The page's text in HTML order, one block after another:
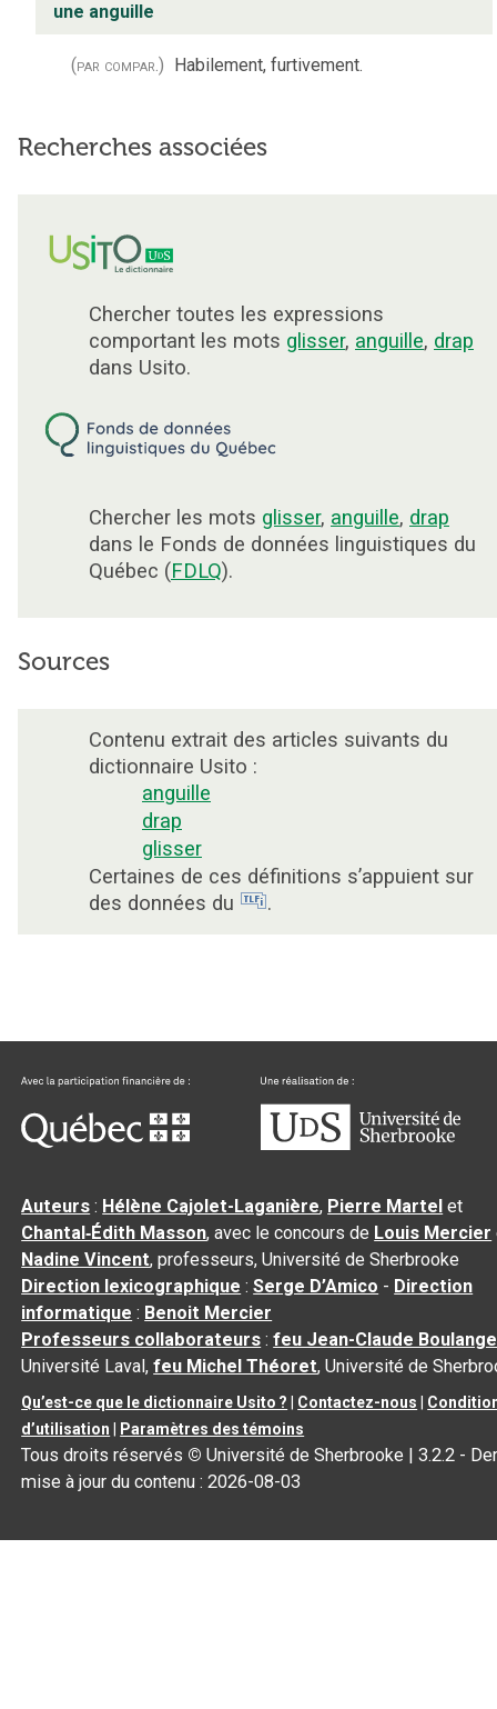
une anguille
(par compar.) Habilement, furtivement.
Recherches associées
Chercher toutes les expressions
comportant les mots glisser, anguille, drap
dans Usito.
Chercher les mots glisser, anguille, drap
dans le Fonds de données linguistiques du
Québec (FDLQ).
Sources
Contenu extrait des articles suivants du
dictionnaire Usito :
anguille
drap
glisser
Certaines de ces définitions s’appuient sur
des données du
.
Auteurs : Hélène Cajolet-Laganière, Pierre Martel et
Chantal‑Édith Masson, avec le concours de Louis Mercier
Nadine Vincent, professeurs, Université de Sherbrooke
Direction lexicographique :Serge D’Amico - Direction
informatique : Benoit Mercier
Professeurs collaborateurs :feu Jean-Claude
Université Laval,feu Michel Théoret, Université de
Qu’est-ce que le dictionnaire Usito ? Contactez-nous
d’utilisation
Paramètres des témoins
Tous droits réservés © Université de Sherbrooke |3.2.2 -
mise à jour du contenu :2026-08-03